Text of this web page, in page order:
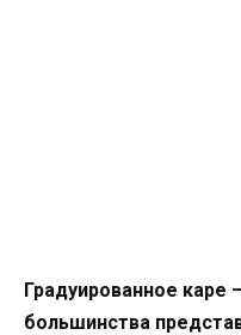
Градуированное каре
большинства